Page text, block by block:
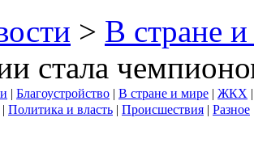
> В стране
стала
| Благоустройство | В стране и мире | ЖКХ
| Политика и власть | Происшествия | Разное